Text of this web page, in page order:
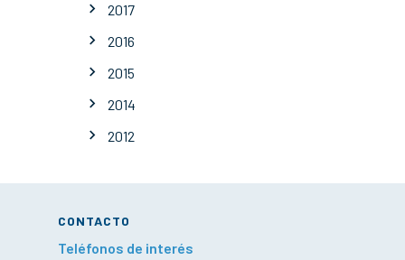
2017
2016
2015
2014
2012
CONTACTO
Teléfonos de interés